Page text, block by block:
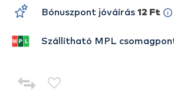
Bónuszpont jóváírás 12 Ft
Szállítható MPL